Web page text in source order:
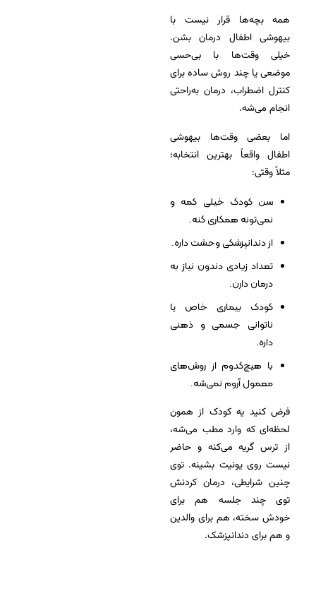
همه بچه‌ها قرار نیست با
بیهوشی اطفال درمان بشن.
خیلی وقت‌ها با بی‌حسی
موضعی یا چند روش ساده برای
کنترل اضطراب، درمان به‌راحتی
انجام می‌شه.
اما بعضی وقت‌ها بیهوشی
اطفال واقعاً بهترین انتخابه؛
مثلاً وقتی:
سن کودک خیلی کمه و
نمی‌تونه همکاری کنه.
از دندانپزشکی وحشت داره.
تعداد زیادی دندون نیاز به
درمان دارن.
کودک بیماری خاص یا
ناتوانی جسمی و ذهنی
داره.
با هیچ‌کدوم از روش‌های
معمول آروم نمی‌شه.
فرض کنید یه کودک از همون
لحظه‌ای که وارد مطب می‌شه،
از ترس گریه می‌کنه و حاضر
نیست روی یونیت بشینه. توی
چنین شرایطی، درمان کردنش
توی چند جلسه هم برای
خودش سخته، هم برای والدین
و هم برای دندانپزشک.